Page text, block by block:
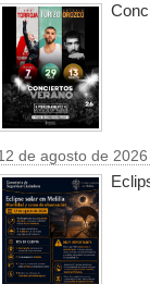
de agosto de 2026